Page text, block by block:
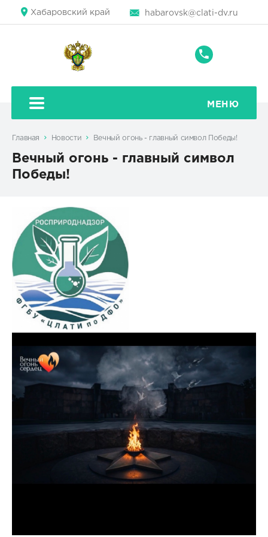
Хабаровский край habarovsk@clati-dv.ru
+7
42-
42
МЕНЮ
Главная Новости Вечный огонь - главный символ Победы!
Вечный огонь - главный символ
Победы!